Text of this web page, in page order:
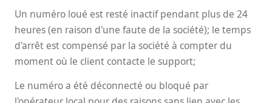
Un numéro loué est resté inactif pendant plus de 24
heures (en raison d'une faute de la société); le temps
d'arrêt est compensé par la société à compter du
moment où le client contacte le support;
Le numéro a été déconnecté ou bloqué par